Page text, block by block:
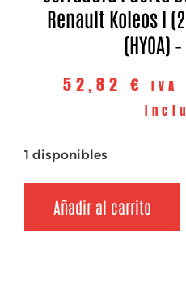
Renault Koleos I
(HY0A)
52,82 €
IVA
1 disponibles
Añadir al carrito